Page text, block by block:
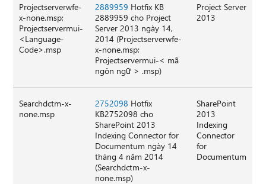
Projectserverwfe-
x-none.msp;
Projectservermui-
<Language-
Code>.msp
2889959 Hotfix KB
2889959 cho Project
Server 2013 ngày 14,
2014 (Projectserverwfe-
x-none.msp;
Projectservermui-< mã
ngôn ngữ > .msp)
Project Server
2013
Searchdctm-x-
none.msp
2752098 Hotfix
KB2752098 cho
SharePoint 2013
Indexing Connector for
Documentum ngày 14
tháng 4 năm 2014
(Searchdctm-x-
none.msp)
SharePoint
2013
Indexing
Connector
for
Documentum